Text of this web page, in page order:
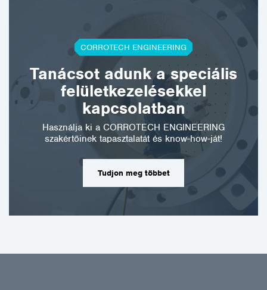
CORROTECH ENGINEERING
Tanácsot adunk a speciális
felületkezelésekkel
kapcsolatban
Használja ki a CORROTECH ENGINEERING
szakértőinek tapasztalatát és know-how-ját!
Tudjon meg többet